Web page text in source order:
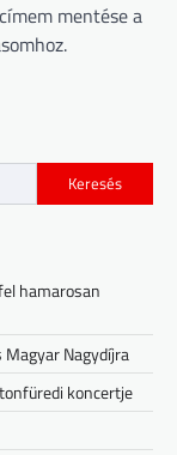
mentése a
Keresés
hamarosan
Nagydíjra
koncertje